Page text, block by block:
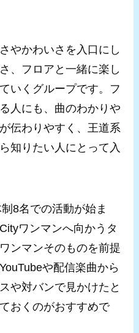
やかわいさを入口にし
、フロアと一緒に楽し
いくグループです。フ
人にも、曲のわかりや
伝わりやすく、王道系
知りたい人にとって入
8名での活動が始ま
ワンマンへ向かうタ
ンマンそのものを前提
や配信楽曲から
や対バンで見かけたと
おくのがおすすめで